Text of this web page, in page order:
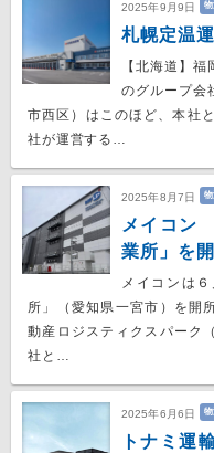
2025年9月9日 物
札幌定温
【北海道】
のグループ会
市西区）はこのほど、本社
社が運営する…
2025年8月7日 物
メイコン
業所」を
メイコンは
所」（愛知県一宮市）を開
動産ロジスティクスパーク
社と…
2025年6月6日 物
トナミ